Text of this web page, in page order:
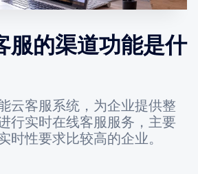
服的渠道功能是什
云客服系统，为企业提供整
行实时在线客服服务，主要
时性要求比较高的企业。